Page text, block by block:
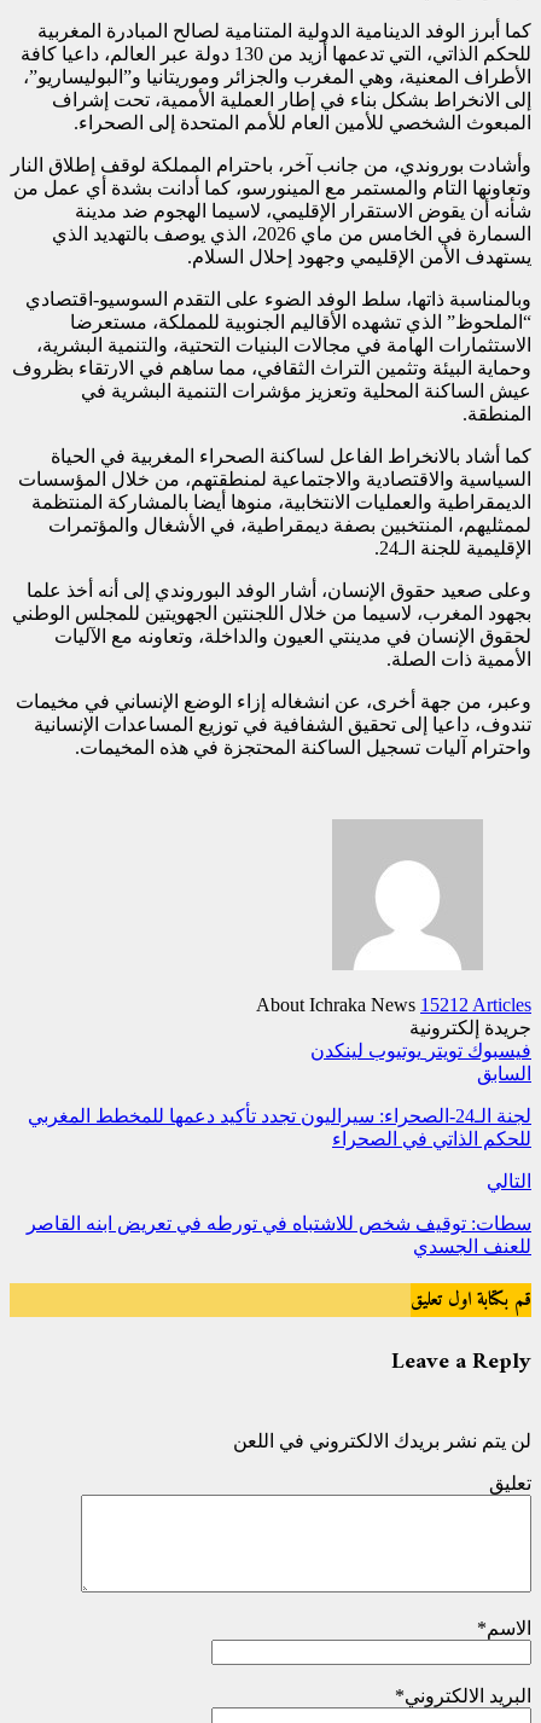
كما أبرز الوفد الدينامية الدولية المتنامية لصالح المبادرة المغربية
للحكم الذاتي، التي تدعمها أزيد من 130 دولة عبر العالم، داعيا كافة
الأطراف المعنية، وهي المغرب والجزائر وموريتانيا و”البوليساريو”،
إلى الانخراط بشكل بناء في إطار العملية الأممية، تحت إشراف
المبعوث الشخصي للأمين العام للأمم المتحدة إلى الصحراء.
وأشادت بوروندي، من جانب آخر، باحترام المملكة لوقف إطلاق النار
وتعاونها التام والمستمر مع المينورسو، كما أدانت بشدة أي عمل من
شأنه أن يقوض الاستقرار الإقليمي، لاسيما الهجوم ضد مدينة
السمارة في الخامس من ماي 2026، الذي يوصف بالتهديد الذي
يستهدف الأمن الإقليمي وجهود إحلال السلام.
وبالمناسبة ذاتها، سلط الوفد الضوء على التقدم السوسيو-اقتصادي
“الملحوظ” الذي تشهده الأقاليم الجنوبية للمملكة، مستعرضا
الاستثمارات الهامة في مجالات البنيات التحتية، والتنمية البشرية،
وحماية البيئة وتثمين التراث الثقافي، مما ساهم في الارتقاء بظروف
عيش الساكنة المحلية وتعزيز مؤشرات التنمية البشرية في
المنطقة.
كما أشاد بالانخراط الفاعل لساكنة الصحراء المغربية في الحياة
السياسية والاقتصادية والاجتماعية لمنطقتهم، من خلال المؤسسات
الديمقراطية والعمليات الانتخابية، منوها أيضا بالمشاركة المنتظمة
لممثليهم، المنتخبين بصفة ديمقراطية، في الأشغال والمؤتمرات
الإقليمية للجنة الـ24.
وعلى صعيد حقوق الإنسان، أشار الوفد البوروندي إلى أنه أخذ علما
بجهود المغرب، لاسيما من خلال اللجنتين الجهويتين للمجلس الوطني
لحقوق الإنسان في مدينتي العيون والداخلة، وتعاونه مع الآليات
الأممية ذات الصلة.
وعبر، من جهة أخرى، عن انشغاله إزاء الوضع الإنساني في مخيمات
تندوف، داعيا إلى تحقيق الشفافية في توزيع المساعدات الإنسانية
واحترام آليات تسجيل الساكنة المحتجزة في هذه المخيمات.
About Ichraka News 15212 Articles
جريدة إلكترونية
فيسبوك تويتر يوتيوب لينكدن
السابق
لجنة الـ24-الصحراء: سيراليون تجدد تأكيد دعمها للمخطط المغربي
للحكم الذاتي في الصحراء
التالي
سطات: توقيف شخص للاشتباه في تورطه في تعريض ابنه القاصر
للعنف الجسدي
قم بكتابة اول تعليق
Leave a Reply
لن يتم نشر بريدك الالكتروني في اللعن
تعليق
الاسم*
البريد الالكتروني*